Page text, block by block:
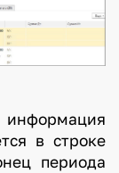
в строке
периода